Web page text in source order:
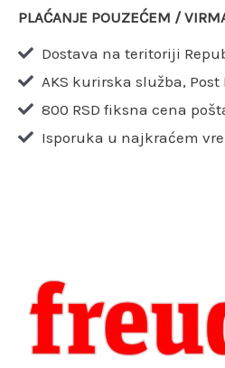
LU2B
PLAĆANJE POUZEĆEM /
Dostava na teritoriji
AKS kurirska služba, Post
800 RSD fiksna cena
Isporuka u najkraćem